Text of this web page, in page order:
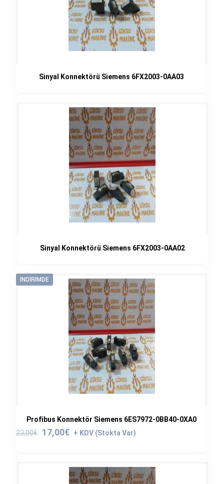
Sinyal Konnektörü Siemens 6FX2003-0AA03
Sinyal Konnektörü Siemens 6FX2003-0AA02
İNDIRIMDE
Profibus Konnektör Siemens 6ES7972-0BB40-0XA0
23,00€ Orijinal
17,00€
17,00€.